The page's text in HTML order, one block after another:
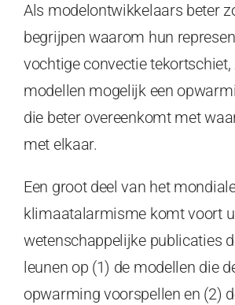
Als modelontwikkelaars beter
begrijpen waarom hun
vochtige convectie tekortschiet,
modellen mogelijk een
die beter overeenkomt met
met elkaar.
Een groot deel van het
klimaatalarmisme komt voort
wetenschappelijke publicaties
leunen op (1) de modellen die
opwarming voorspellen en (2)